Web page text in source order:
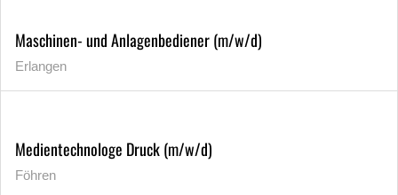
Maschinen- und Anlagenbediener (m/w/d)
Erlangen
Medientechnologe Druck (m/w/d)
Föhren